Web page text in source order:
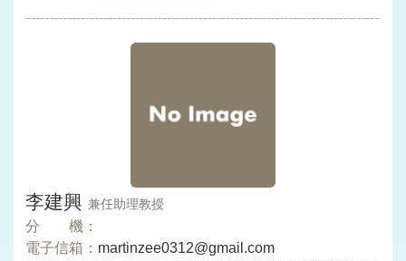
李建興 兼任助理教授
分 機：
電子信箱： martinzee0312@gmail.com